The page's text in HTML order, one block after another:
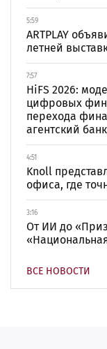
5:59
ARTPLAY
летней
7:57
HiFS 2026:
цифровых
перехода
агентский
4:51
Knoll
офиса, где
3:16
От ИИ до
ВСЕ НОВОСТИ